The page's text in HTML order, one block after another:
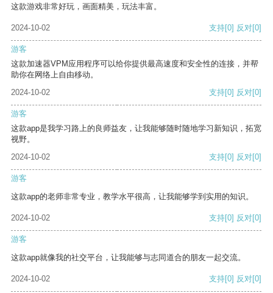
这款游戏非常好玩，画面精美，玩法丰富。
2024-10-02 支持[0] 反对[0]
游客
这款加速器VPM应用程序可以给你提供最高速度和安全性的连接，并帮
助你在网络上自由移动。
2024-10-02
支持[0] 反对[0]
游客
这款app是我学习路上的良师益友，让我能够随时随地学习新知识，拓宽
视野。
2024-10-02
支持[0] 反对[0]
游客
这款app的老师非常专业，教学水平很高，让我能够学到实用的知识。
2024-10-02 支持[0] 反对[0]
游客
这款app就像我的社交平台，让我能够与志同道合的朋友一起交流。
2024-10-02 支持[0] 反对[0]